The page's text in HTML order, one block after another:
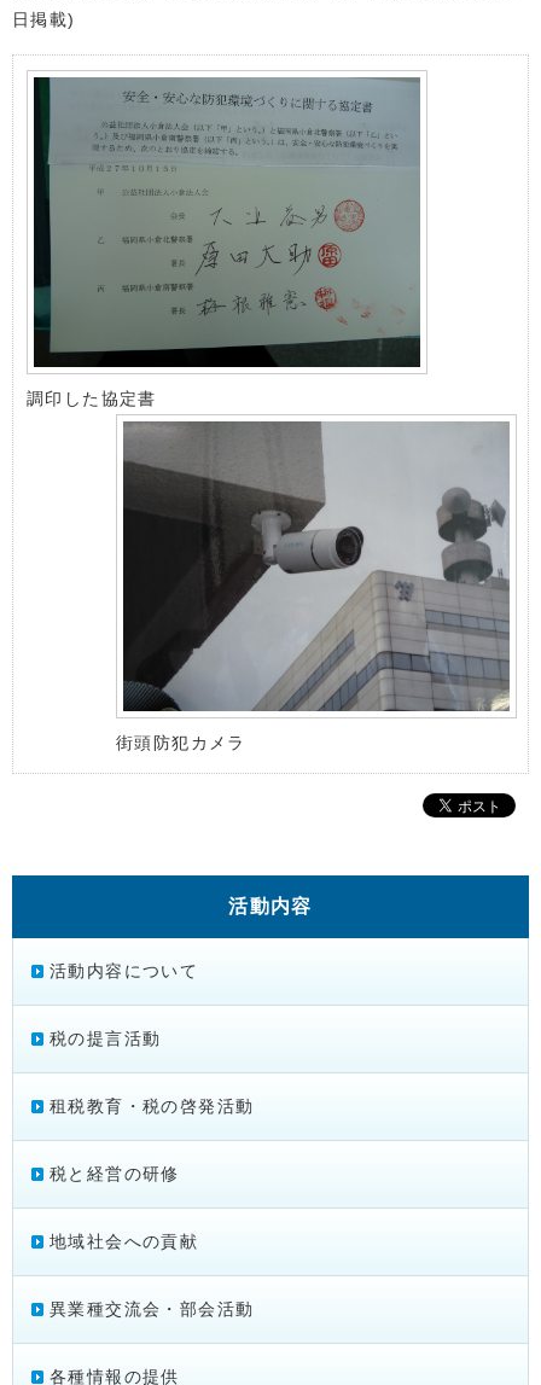
日掲載)
調印した協定書
街頭防犯カメラ
活動内容
活動内容について
税の提言活動
租税教育・税の啓発活動
税と経営の研修
地域社会への貢献
異業種交流会・部会活動
各種情報の提供